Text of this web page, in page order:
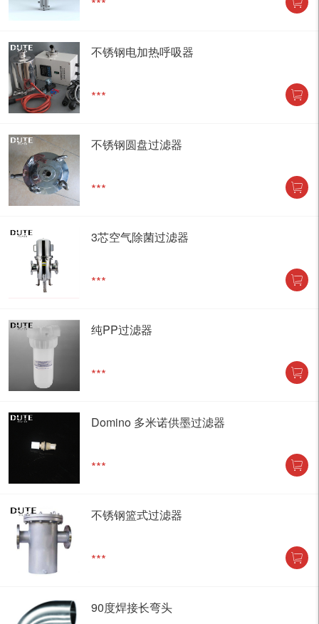
不锈钢电加热呼吸器
***
不锈钢圆盘过滤器
***
3芯空气除菌过滤器
***
纯PP过滤器
***
Domino 多米诺供墨过滤器
***
不锈钢篮式过滤器
***
90度焊接长弯头